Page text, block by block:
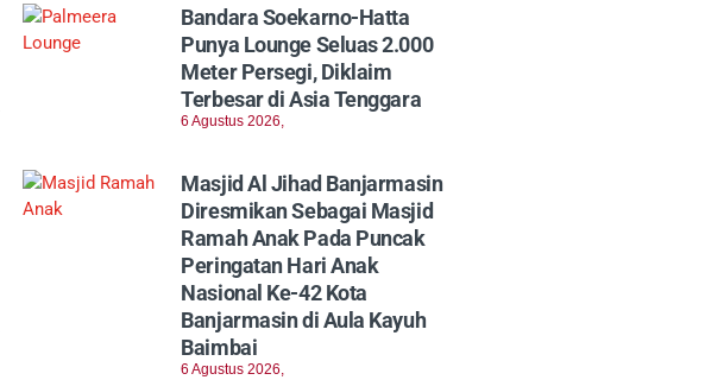
Bandara Soekarno-Hatta
Punya Lounge Seluas 2.000
Meter Persegi, Diklaim
Terbesar di Asia Tenggara
6 Agustus 2026,
Masjid Al Jihad Banjarmasin
Diresmikan Sebagai Masjid
Ramah Anak Pada Puncak
Peringatan Hari Anak
Nasional Ke-42 Kota
Banjarmasin di Aula Kayuh
Baimbai
6 Agustus 2026,